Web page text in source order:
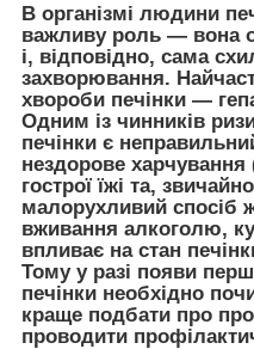
В організмі людини
важливу роль — вона
і, відповідно, сама
захворювання.
хвороби печінки —
Одним із чинників
печінки є
нездорове
гострої їжі та,
малорухливий спосіб
вживання алкоголю,
впливає на стан
Тому у разі появи
печінки необхідно
краще подбати про
проводити